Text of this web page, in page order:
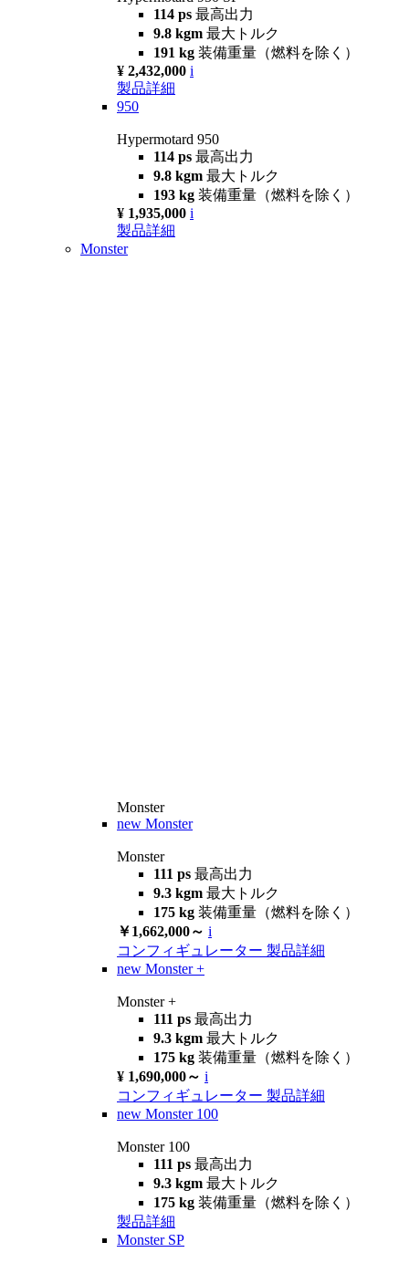
114 ps 最高出力
9.8 kgm 最大トルク
191 kg 装備重量（燃料を除く）
¥ 2,432,000 i
製品詳細
950
Hypermotard 950
114 ps 最高出力
9.8 kgm 最大トルク
193 kg 装備重量（燃料を除く）
¥ 1,935,000 i
製品詳細
Monster
Monster
new Monster
Monster
111 ps 最高出力
9.3 kgm 最大トルク
175 kg 装備重量（燃料を除く）
￥1,662,000～ i
コンフィギュレーター 製品詳細
new Monster +
Monster +
111 ps 最高出力
9.3 kgm 最大トルク
175 kg 装備重量（燃料を除く）
¥ 1,690,000～ i
コンフィギュレーター 製品詳細
new Monster 100
Monster 100
111 ps 最高出力
9.3 kgm 最大トルク
175 kg 装備重量（燃料を除く）
製品詳細
Monster SP